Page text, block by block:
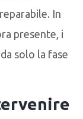
In
presente, i
solo la fase